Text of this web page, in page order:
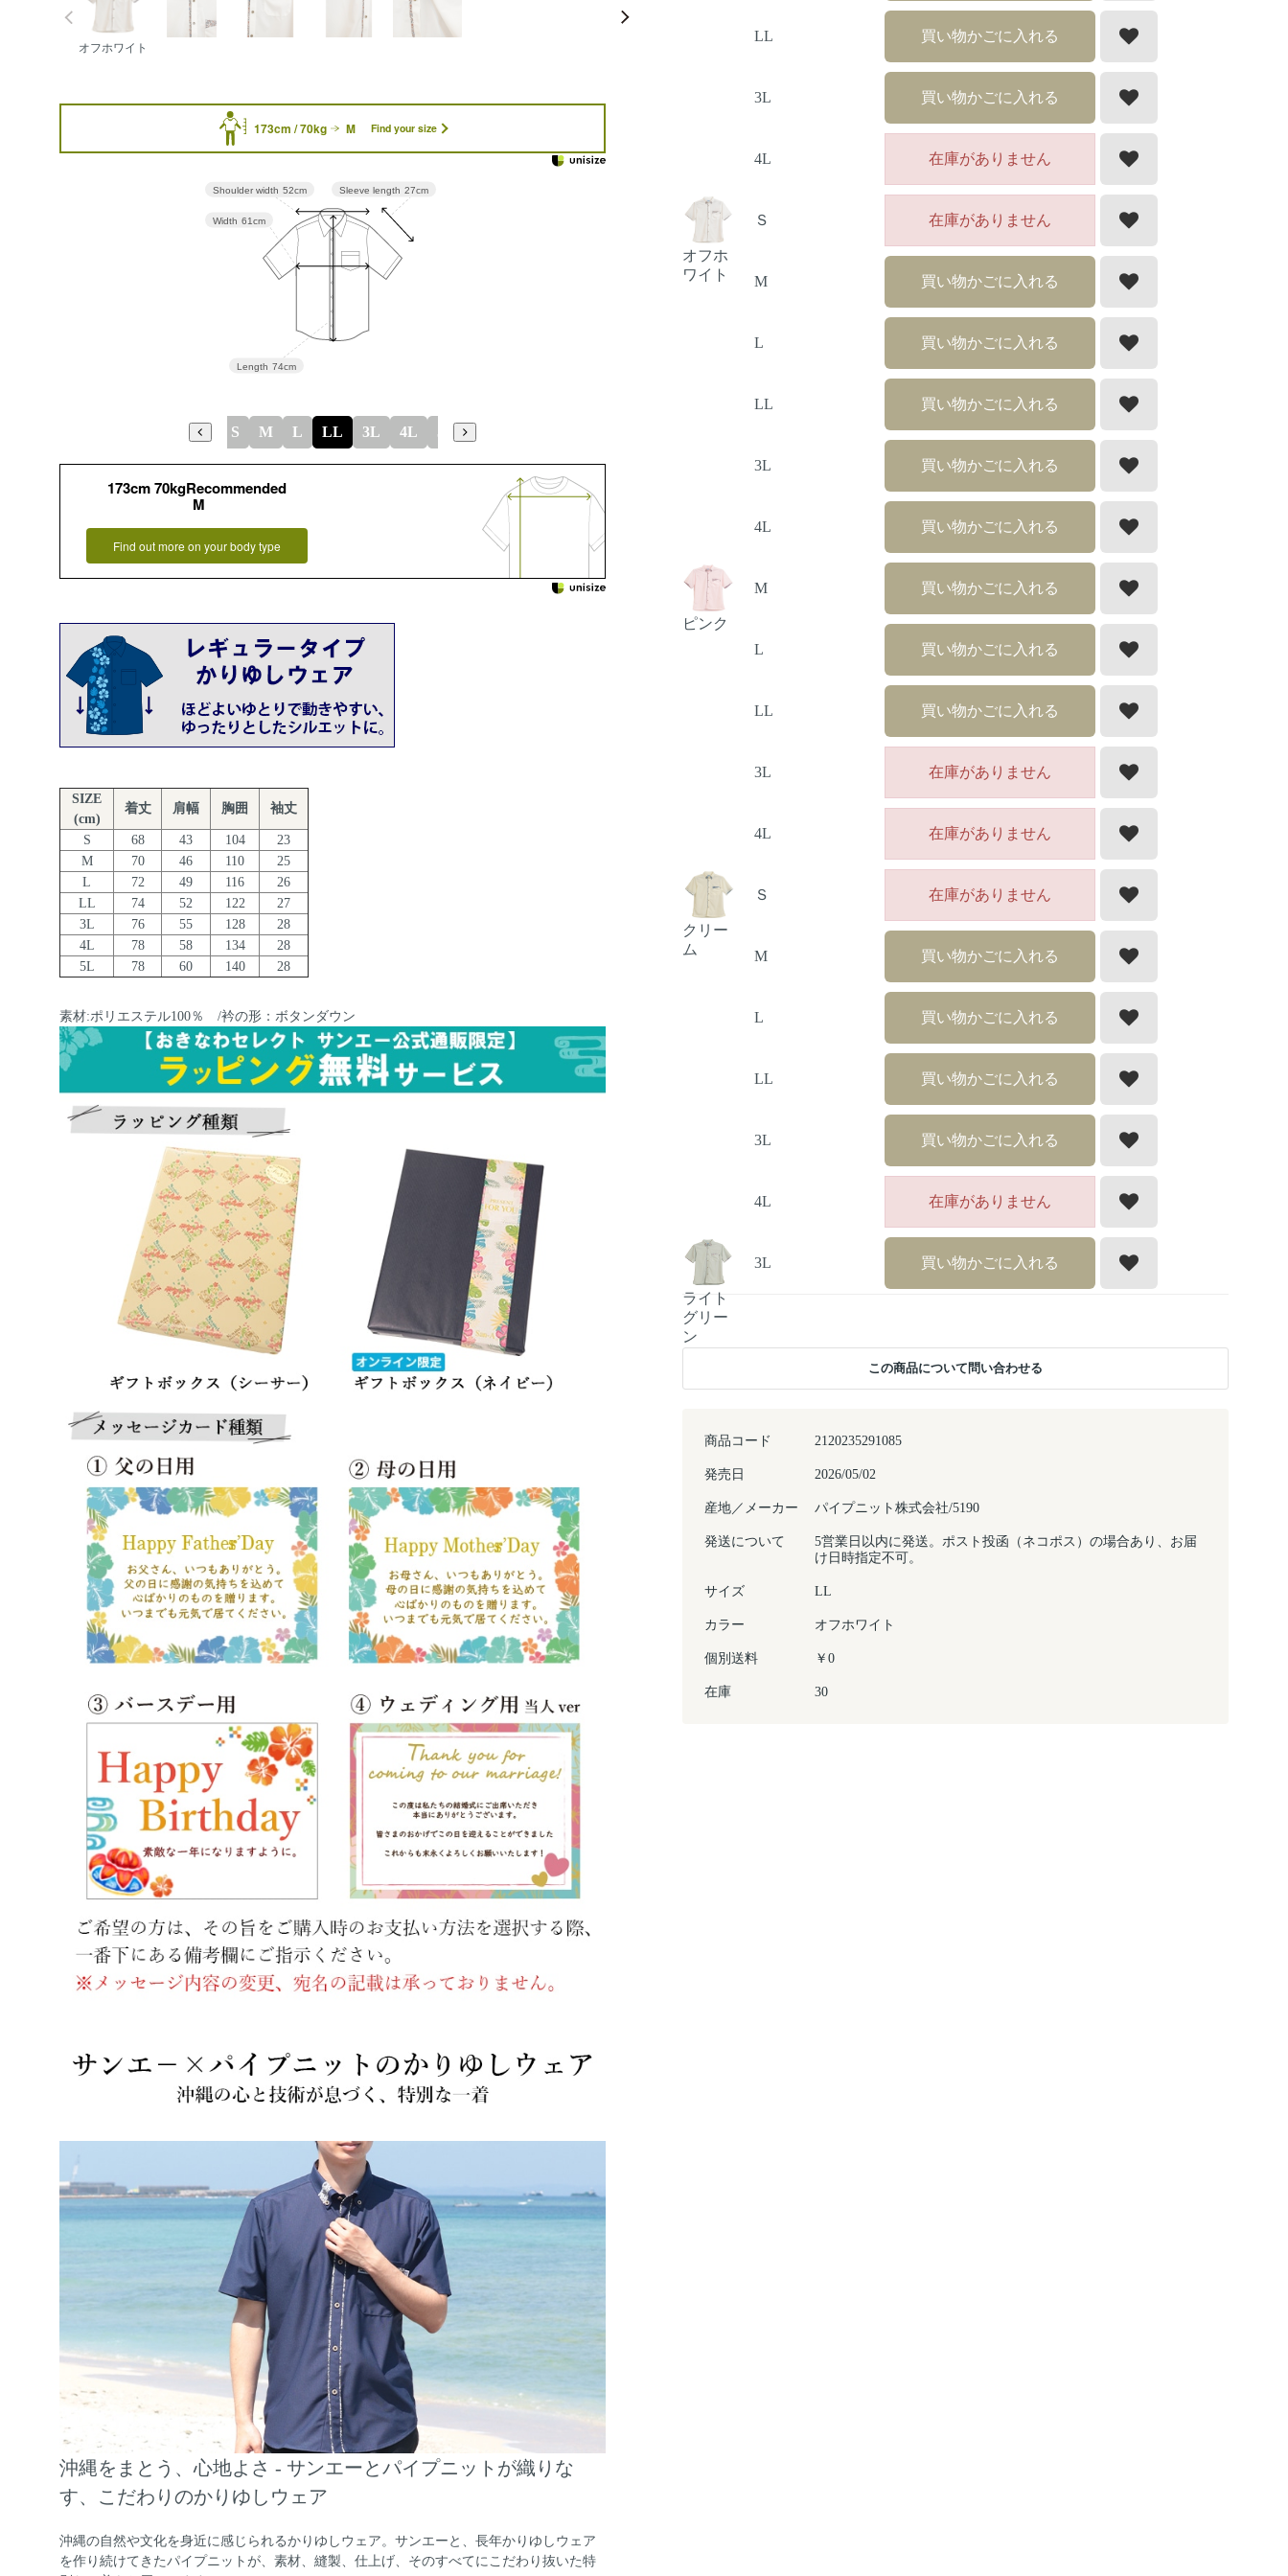
オフホワイト
173cm / 70kg M Find your size
Sleeve length 27cm
Length 74cm
Width 61cm
Shoulder width 52cm
S M L LL 3L 4L
173cm 70kgRecommended
M
Find out more on your body type
SIZE
(cm)
着丈 肩幅 胸囲 袖丈
S 68 43 104
23
M
70 46 110
25
L
72 49 116
26
LL
74 52 122
27
3L
76 55 128
28
4L
78 58 134
28
5L
78 60 140 28
素材:ポリエステル100％ /衿の形：ボタンダウン
沖縄をまとう、心地よさ - サンエーとパイプニットが織りな
す、こだわりのかりゆしウェア
沖縄の自然や文化を身近に感じられるかりゆしウェア。サンエーと、長年かりゆしウェア
を作り続けてきたパイプニットが、素材、縫製、仕上げ、そのすべてにこだわり抜いた特
商品コード 2120235291085
発売日 2026/05/02
産地／メーカー パイプニット株式会社/5190
発送について
5営業日以内に発送。ポスト投函（ネコポス）の場合あり、お届
け日時指定不可。
サイズ LL
カラー オフホワイト
個別送料 ￥0
在庫 30
LL 買い物かごに入れる
3L 買い物かごに入れる
4L 在庫がありません
オフホ
ワイト
Ｓ 在庫がありません
M 買い物かごに入れる
L 買い物かごに入れる
LL 買い物かごに入れる
3L 買い物かごに入れる
4L 買い物かごに入れる
ピンク
M 買い物かごに入れる
L 買い物かごに入れる
LL 買い物かごに入れる
3L 在庫がありません
4L 在庫がありません
クリー
ム
Ｓ 在庫がありません
M 買い物かごに入れる
L 買い物かごに入れる
LL 買い物かごに入れる
3L 買い物かごに入れる
4L 在庫がありません
ライト
グリー
ン
3L 買い物かごに入れる
この商品について問い合わせる